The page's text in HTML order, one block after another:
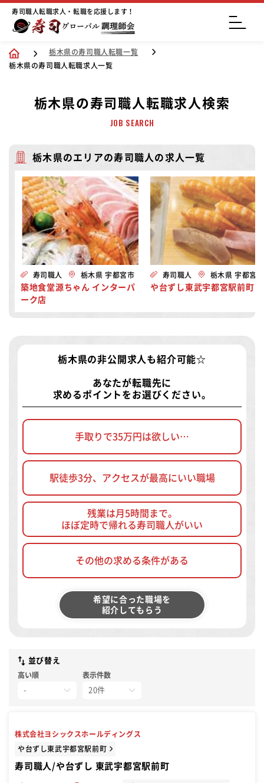
寿司職人転職求人・転職を応援します！
栃木県の寿司職人転職一覧
栃木県の寿司職人転職求人一覧
栃木県の寿司職人転職求人検索
JOB SEARCH
栃木県のエリアの寿司職人の求人一覧
寿司職人 栃木県 宇都宮市
築地食堂源ちゃん インターパ
ーク店
寿司職人 栃木県 宇都宮市
や台ずし東武宇都宮駅前町
栃木県の非公開求人 も紹介可能☆
あなたが転職先に
求めるポイントをお選びください。
手取りで35万円は欲しい…
駅徒歩3分、アクセスが最高にいい職場
残業は月5時間まで。
ほぼ定時で帰れる寿司職人がいい
その他の求める条件がある
希望に合った職場を
紹介してもらう
並び替え
高い順 表示件数
株式会社ヨシックスホールディングス
や台ずし東武宇都宮駅前町
寿司職人/や台ずし 東武宇都宮駅前町